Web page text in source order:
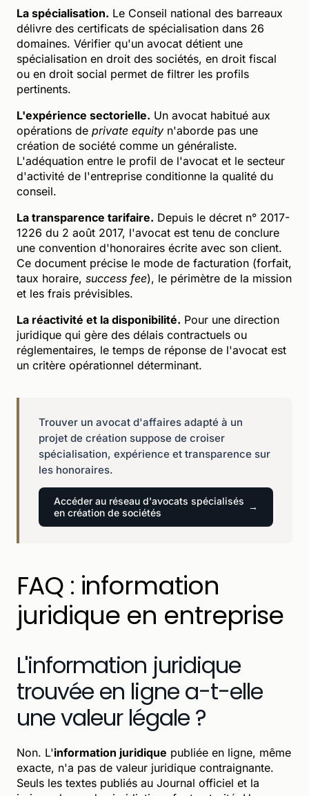
La spécialisation. Le Conseil national des barreaux
délivre des certificats de spécialisation dans 26
domaines. Vérifier qu'un avocat détient une
spécialisation en droit des sociétés, en droit fiscal
ou en droit social permet de filtrer les profils
pertinents.
L'expérience sectorielle. Un avocat habitué aux
opérations de private equity n'aborde pas une
création de société comme un généraliste.
L'adéquation entre le profil de l'avocat et le secteur
d'activité de l'entreprise conditionne la qualité du
conseil.
La transparence tarifaire. Depuis le décret n° 2017-
1226 du 2 août 2017, l'avocat est tenu de conclure
une convention d'honoraires écrite avec son client.
Ce document précise le mode de facturation (forfait,
taux horaire, success fee), le périmètre de la mission
et les frais prévisibles.
La réactivité et la disponibilité. Pour une direction
juridique qui gère des délais contractuels ou
réglementaires, le temps de réponse de l'avocat est
un critère opérationnel déterminant.
Trouver un avocat d'affaires adapté à un
projet de création suppose de croiser
spécialisation, expérience et transparence sur
les honoraires.
Accéder au réseau d'avocats spécialisés
en création de sociétés
FAQ : information
juridique en entreprise
L'information juridique
trouvée en ligne a-t-elle
une valeur légale ?
Non. L'information juridique publiée en ligne, même
exacte, n'a pas de valeur juridique contraignante.
Seuls les textes publiés au Journal officiel et la